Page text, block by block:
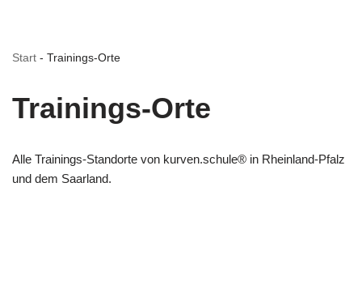
Start - Trainings-Orte
Trainings-Orte
Alle Trainings-Standorte von kurven.schule® in Rheinland-Pfalz
und dem Saarland.